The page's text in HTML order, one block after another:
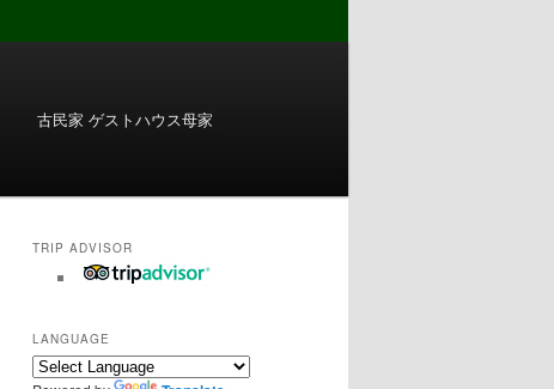
古民家 ゲストハウス母家
TRIP ADVISOR
LANGUAGE